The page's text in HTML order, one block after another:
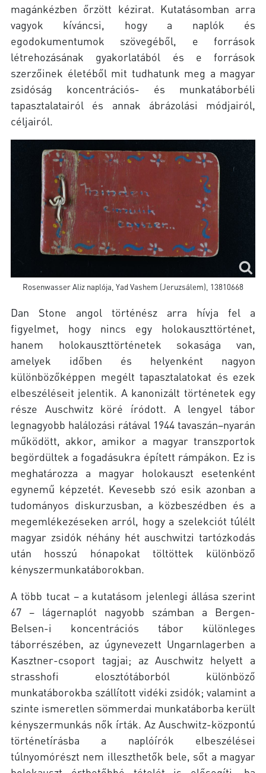
magánkézben őrzött kézirat. Kutatásomban arra
vagyok kíváncsi, hogy a naplók és
egodokumentumok szövegéből, e források
létrehozásának gyakorlatából és e források
szerzőinek életéből mit tudhatunk meg a magyar
zsidóság koncentrációs- és munkatáborbéli
tapasztalatairól és annak ábrázolási módjairól,
céljairól.
Rosenwasser Aliz naplója, Yad Vashem (Jeruzsálem), 13810668
Dan Stone angol történész arra hívja fel a
figyelmet, hogy nincs egy holokauszttörténet,
hanem holokauszttörténetek sokasága van,
amelyek időben és helyenként nagyon
különbözőképpen megélt tapasztalatokat és ezek
elbeszéléseit jelentik. A kanonizált történetek egy
része Auschwitz köré íródott. A lengyel tábor
legnagyobb halálozási rátával 1944 tavaszán–nyarán
működött, akkor, amikor a magyar transzportok
begördültek a fogadásukra épített rámpákon. Ez is
meghatározza a magyar holokauszt esetenként
egynemű képzetét. Kevesebb szó esik azonban a
tudományos diskurzusban, a közbeszédben és a
megemlékezéseken arról, hogy a szelekciót túlélt
magyar zsidók néhány hét auschwitzi tartózkodás
után hosszú hónapokat töltöttek különböző
kényszermunkatáborokban.
A több tucat – a kutatásom jelenlegi állása szerint
67 – lágernaplót nagyobb számban a Bergen-
Belsen-i koncentrációs tábor különleges
táborrészében, az úgynevezett Ungarnlagerben a
Kasztner-csoport tagjai; az Auschwitz helyett a
strasshofi elosztótáborból különböző
munkatáborokba szállított vidéki zsidók; valamint a
szinte ismeretlen sömmerdai munkatáborba került
kényszermunkás nők írták. Az Auschwitz-központú
történetírásba a naplóírók elbeszélései
túlnyomórészt nem illeszthetők bele, sőt a magyar